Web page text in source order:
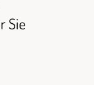
Sie